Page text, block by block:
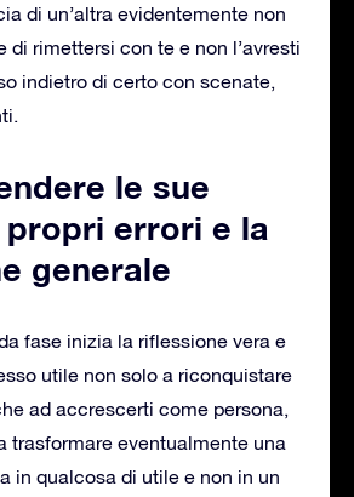
di un’altra evidentemente non
di rimettersi con te e non l’avresti
indietro di certo con scenate,
le sue
errori e la
generale
fase inizia la riflessione vera e
utile non solo a riconquistare
ad accrescerti come persona,
trasformare eventualmente una
in qualcosa di utile e non in un